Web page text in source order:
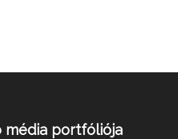
média portfóliója